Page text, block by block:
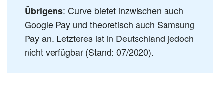
Übrigens: Curve bietet inzwischen auch
Google Pay und theoretisch auch Samsung
Pay an. Letzteres ist in Deutschland jedoch
nicht verfügbar (Stand: 07/2020).